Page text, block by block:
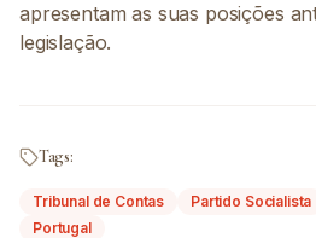
apresentam as suas posições
legislação.
Tags:
Tribunal de Contas Partido Socialista
Portugal